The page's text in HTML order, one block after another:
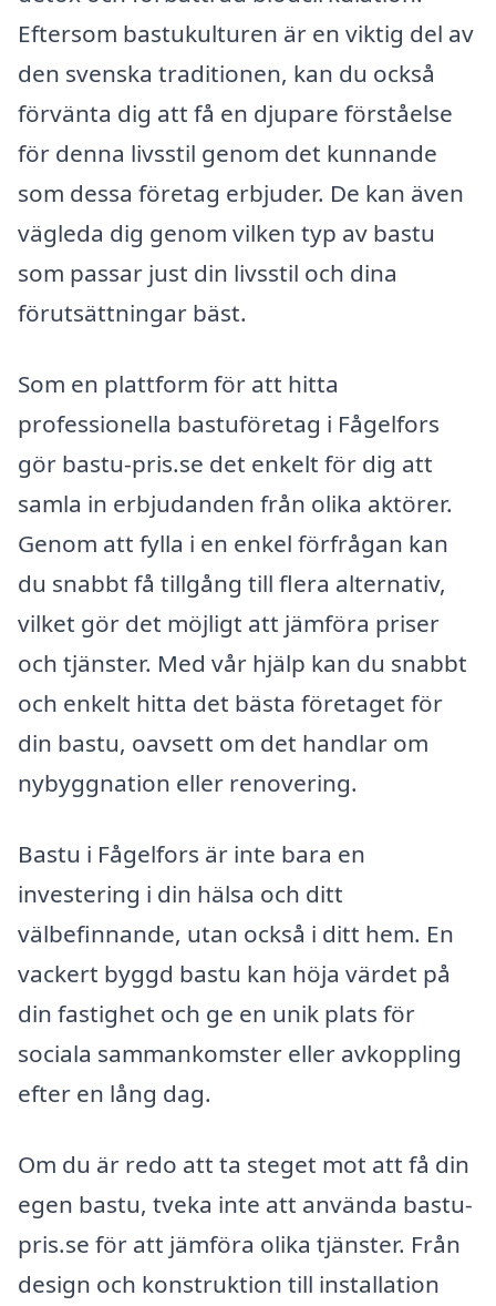
Eftersom bastukulturen är en viktig del av
den svenska traditionen, kan du också
förvänta dig att få en djupare förståelse
för denna livsstil genom det kunnande
som dessa företag erbjuder. De kan även
vägleda dig genom vilken typ av bastu
som passar just din livsstil och dina
förutsättningar bäst.
Som en plattform för att hitta
professionella bastuföretag i Fågelfors
gör bastu-pris.se det enkelt för dig att
samla in erbjudanden från olika aktörer.
Genom att fylla i en enkel förfrågan kan
du snabbt få tillgång till flera alternativ,
vilket gör det möjligt att jämföra priser
och tjänster. Med vår hjälp kan du snabbt
och enkelt hitta det bästa företaget för
din bastu, oavsett om det handlar om
nybyggnation eller renovering.
Bastu i Fågelfors är inte bara en
investering i din hälsa och ditt
välbefinnande, utan också i ditt hem. En
vackert byggd bastu kan höja värdet på
din fastighet och ge en unik plats för
sociala sammankomster eller avkoppling
efter en lång dag.
Om du är redo att ta steget mot att få din
egen bastu, tveka inte att använda bastu-
pris.se för att jämföra olika tjänster. Från
design och konstruktion till installation